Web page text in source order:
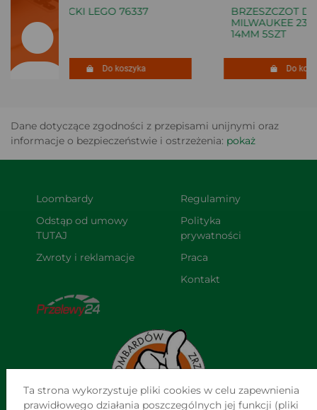
KLOCKI LEGO 76337
Do koszyka
BRZESZCZOT
MILWAUKEE
14MM 5SZT
Do
Dane dotyczące zgodności z przepisami unijnymi oraz
informacje o bezpieczeństwie i ostrzeżenia: pokaż
Loombardy
Odstąp od umowy
TUTAJ
Zwroty i reklamacje
Regulaminy
Polityka
prywatności
Praca
Kontakt
Ta strona wykorzystuje pliki cookies w celu zapewnienia
prawidłowego działania poszczególnych jej funkcji (pliki